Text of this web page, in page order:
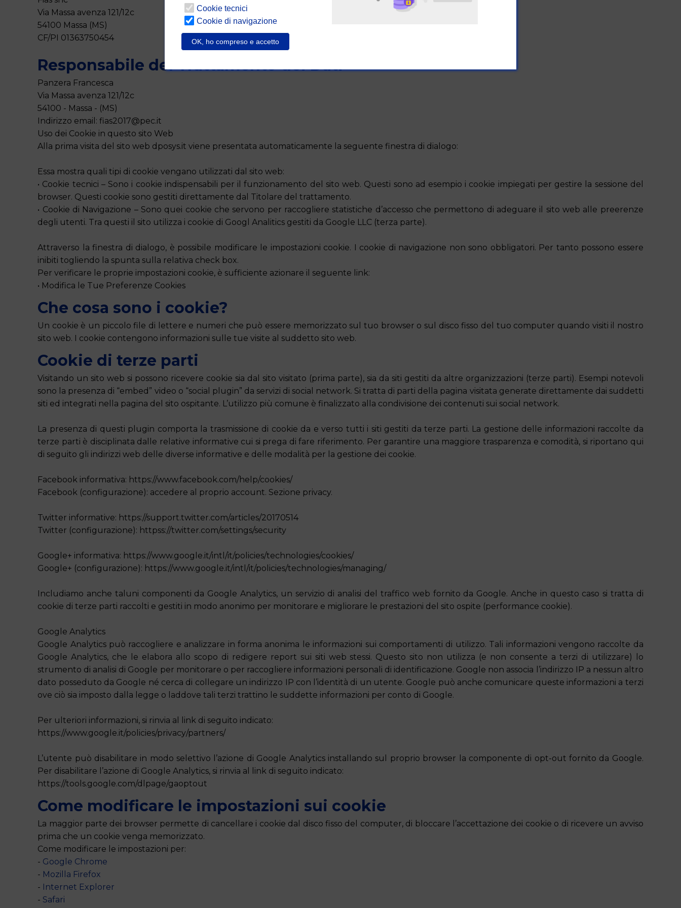
Via Massa avenza 121/12c
54100 Massa (MS)
CF/PI 01363750454
Responsabile del Trattamento dei Dati
Panzera Francesca
Via Massa avenza 121/12c
54100 - Massa - (MS)
Indirizzo email: fias2017@pec.it
Uso dei Cookie in questo sito Web
Alla prima visita del sito web dposys.it viene presentata automaticamente la seguente finestra di dialogo:
Essa mostra quali tipi di cookie vengano utilizzati dal sito web:
• Cookie tecnici – Sono i cookie indispensabili per il funzionamento del sito web. Questi sono ad esempio i cookie impiegati per gestire la sessione del
browser. Questi cookie sono gestiti direttamente dal Titolare del trattamento.
• Cookie di Navigazione – Sono quei cookie che servono per raccogliere statistiche d’accesso che permettono di adeguare il sito web alle preerenze
degli utenti. Tra questi il sito utilizza i cookie di Googl Analitics gestiti da Google LLC (terza parte).
Attraverso la finestra di dialogo, è possibile modificare le impostazioni cookie. I cookie di navigazione non sono obbligatori. Per tanto possono essere
inibiti togliendo la spunta sulla relativa check box.
Per verificare le proprie impostazioni cookie, è sufficiente azionare il seguente link:
• Modifica le Tue Preferenze Cookies
Che cosa sono i cookie?
Un cookie è un piccolo file di lettere e numeri che può essere memorizzato sul tuo browser o sul disco fisso del tuo computer quando visiti il nostro
sito web. I cookie contengono informazioni sulle tue visite al suddetto sito web.
Cookie di terze parti
Visitando un sito web si possono ricevere cookie sia dal sito visitato (prima parte), sia da siti gestiti da altre organizzazioni (terze parti). Esempi notevoli
sono la presenza di “embed” video o “social plugin” da servizi di social network. Si tratta di parti della pagina visitata generate direttamente dai suddetti
siti ed integrati nella pagina del sito ospitante. L’utilizzo più comune è finalizzato alla condivisione dei contenuti sui social network.
La presenza di questi plugin comporta la trasmissione di cookie da e verso tutti i siti gestiti da terze parti. La gestione delle informazioni raccolte da
terze parti è disciplinata dalle relative informative cui si prega di fare riferimento. Per garantire una maggiore trasparenza e comodità, si riportano qui
di seguito gli indirizzi web delle diverse informative e delle modalità per la gestione dei cookie.
Facebook informativa: https://www.facebook.com/help/cookies/
Facebook (configurazione): accedere al proprio account. Sezione privacy.
Twitter informative: https://support.twitter.com/articles/20170514
Twitter (configurazione): httpss://twitter.com/settings/security
Google+ informativa: https://www.google.it/intl/it/policies/technologies/cookies/
Google+ (configurazione): https://www.google.it/intl/it/policies/technologies/managing/
Includiamo anche taluni componenti da Google Analytics, un servizio di analisi del traffico web fornito da Google. Anche in questo caso si tratta di
cookie di terze parti raccolti e gestiti in modo anonimo per monitorare e migliorare le prestazioni del sito ospite (performance cookie).
Google Analytics
Google Analytics può raccogliere e analizzare in forma anonima le informazioni sui comportamenti di utilizzo. Tali informazioni vengono raccolte da
Google Analytics, che le elabora allo scopo di redigere report sui siti web stessi. Questo sito non utilizza (e non consente a terzi di utilizzare) lo
strumento di analisi di Google per monitorare o per raccogliere informazioni personali di identificazione. Google non associa l’indirizzo IP a nessun altro
dato posseduto da Google né cerca di collegare un indirizzo IP con l’identità di un utente. Google può anche comunicare queste informazioni a terzi
ove ciò sia imposto dalla legge o laddove tali terzi trattino le suddette informazioni per conto di Google.
Per ulteriori informazioni, si rinvia al link di seguito indicato:
https://www.google.it/policies/privacy/partners/
L’utente può disabilitare in modo selettivo l’azione di Google Analytics installando sul proprio browser la componente di opt-out fornito da Google.
Per disabilitare l’azione di Google Analytics, si rinvia al link di seguito indicato:
https://tools.google.com/dlpage/gaoptout
Come modificare le impostazioni sui cookie
La maggior parte dei browser permette di cancellare i cookie dal disco fisso del computer, di bloccare l’accettazione dei cookie o di ricevere un avviso
prima che un cookie venga memorizzato.
Come modificare le impostazioni per:
- Google Chrome
- Mozilla Firefox
- Internet Explorer
- Safari
Cookie tecnici
Cookie di navigazione
OK, ho compreso e accetto